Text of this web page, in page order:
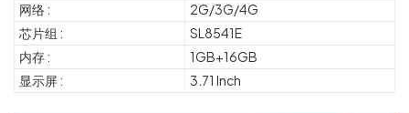
网络 :
2G/3G/4G
芯片组 :
SL8541E
内存 :
1GB+16GB
显示屏 :
3.71 Inch